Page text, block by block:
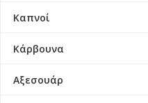
Καπνοί
Κάρβουνα
Αξεσουάρ